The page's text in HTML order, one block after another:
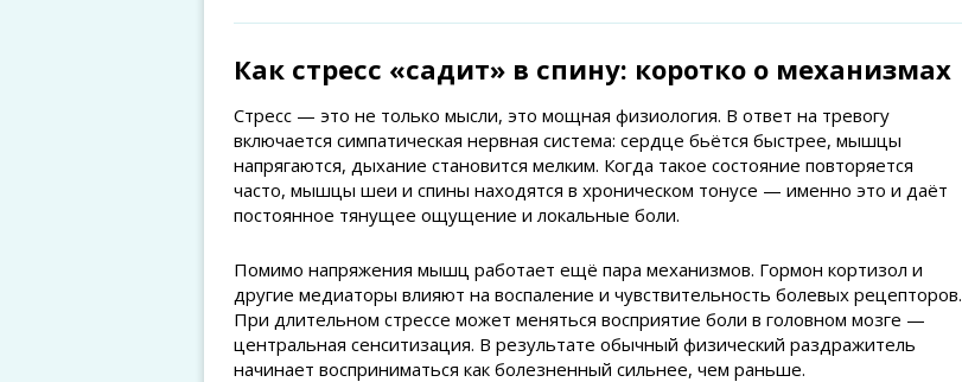
Как стресс «садит» в спину: коротко о механизмах
Стресс — это не только мысли, это мощная физиология. В ответ на тревогу
включается симпатическая нервная система: сердце бьётся быстрее, мышцы
напрягаются, дыхание становится мелким. Когда такое состояние повторяется
часто, мышцы шеи и спины находятся в хроническом тонусе — именно это и даёт
постоянное тянущее ощущение и локальные боли.
Помимо напряжения мышц работает ещё пара механизмов. Гормон кортизол и
другие медиаторы влияют на воспаление и чувствительность болевых рецепторов.
При длительном стрессе может меняться восприятие боли в головном мозге —
центральная сенситизация. В результате обычный физический раздражитель
начинает восприниматься как болезненный сильнее, чем раньше.